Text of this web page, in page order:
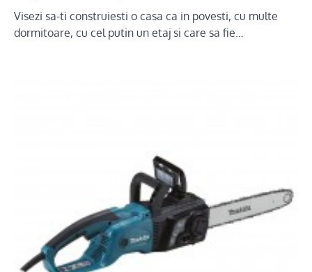
Visezi sa-ti construiesti o casa ca in povesti, cu multe
dormitoare, cu cel putin un etaj si care sa fie…